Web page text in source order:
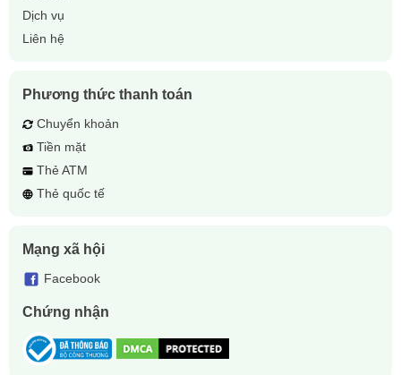
Dịch vụ
Liên hệ
Phương thức thanh toán
Chuyển khoản
Tiền mặt
Thẻ ATM
Thẻ quốc tế
Mạng xã hội
Facebook
Chứng nhận